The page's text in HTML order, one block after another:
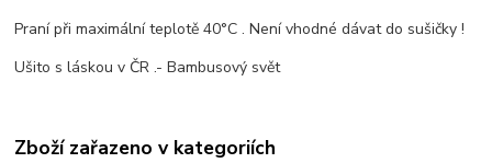
Praní při maximální teplotě 40°C . Není vhodné dávat do sušičky !
Ušito s láskou v ČR .- Bambusový svět
Zboží zařazeno v kategoriích